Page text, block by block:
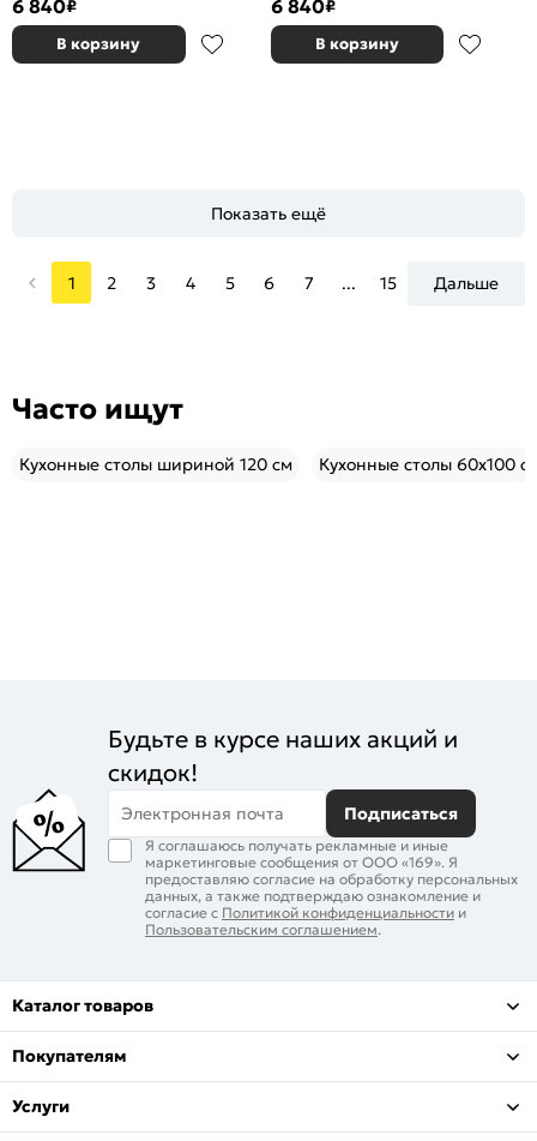
6 840₽
В корзину
6 840₽
В корзину
Показать ещё
1 2 3 4 5 6 7 ... 15 Дальше
Часто ищут
Кухонные столы шириной 120 см Кухонные столы 60x100
Будьте в курсе наших акций и
скидок!
Электронная почта Подписаться
Я соглашаюсь получать рекламные и иные
маркетинговые сообщения от ООО «169». Я
предоставляю согласие на обработку персональных
данных, а также подтверждаю ознакомление и
согласие с Политикой конфиденциальности и
Пользовательским соглашением.
Каталог товаров
Покупателям
Услуги